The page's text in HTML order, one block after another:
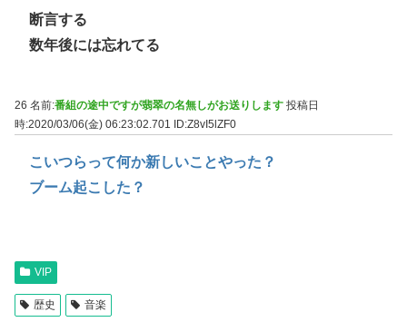
断言する
数年後には忘れてる
26 名前:番組の途中ですが翡翠の名無しがお送りします 投稿日
時:2020/03/06(金) 06:23:02.701
ID:Z8vI5lZF0
こいつらって何か新しいことやった？
ブーム起こした？
VIP
歴史 音楽